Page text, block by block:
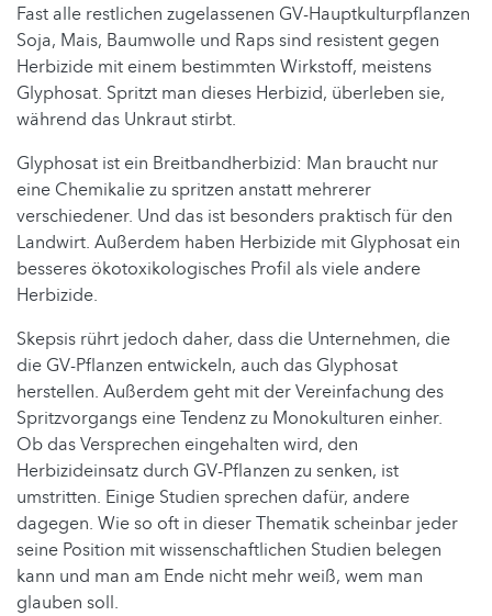
Fast alle restlichen zugelassenen GV-Hauptkulturpflanzen
Soja, Mais, Baumwolle und Raps sind resistent gegen
Herbizide mit einem bestimmten Wirkstoff, meistens
Glyphosat. Spritzt man dieses Herbizid, überleben sie,
während das Unkraut stirbt.
Glyphosat ist ein Breitbandherbizid: Man braucht nur
eine Chemikalie zu spritzen anstatt mehrerer
verschiedener. Und das ist besonders praktisch für den
Landwirt. Außerdem haben Herbizide mit Glyphosat ein
besseres ökotoxikologisches Profil als viele andere
Herbizide.
Skepsis rührt jedoch daher, dass die Unternehmen, die
die GV-Pflanzen entwickeln, auch das Glyphosat
herstellen. Außerdem geht mit der Vereinfachung des
Spritzvorgangs eine Tendenz zu Monokulturen einher.
Ob das Versprechen eingehalten wird, den
Herbizideinsatz durch GV-Pflanzen zu senken, ist
umstritten. Einige Studien sprechen dafür, andere
dagegen. Wie so oft in dieser Thematik scheinbar jeder
seine Position mit wissenschaftlichen Studien belegen
kann und man am Ende nicht mehr weiß, wem man
glauben soll.